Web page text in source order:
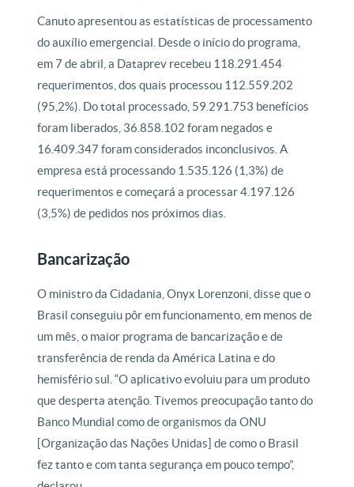
Canuto apresentou as estatísticas de processamento
do auxílio emergencial. Desde o início do programa,
em 7 de abril, a Dataprev recebeu 118.291.454
requerimentos, dos quais processou 112.559.202
(95,2%). Do total processado, 59.291.753 benefícios
foram liberados, 36.858.102 foram negados e
16.409.347 foram considerados inconclusivos. A
empresa está processando 1.535.126 (1,3%) de
requerimentos e começará a processar 4.197.126
(3,5%) de pedidos nos próximos dias.
Bancarização
O ministro da Cidadania, Onyx Lorenzoni, disse que o
Brasil conseguiu pôr em funcionamento, em menos de
um mês, o maior programa de bancarização e de
transferência de renda da América Latina e do
hemisfério sul. “O aplicativo evoluiu para um produto
que desperta atenção. Tivemos preocupação tanto do
Banco Mundial como de organismos da ONU
[Organização das Nações Unidas] de como o Brasil
fez tanto e com tanta segurança em pouco tempo”,